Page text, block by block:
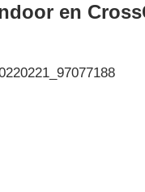
en